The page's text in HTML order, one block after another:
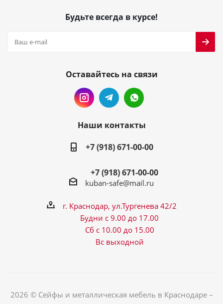
Будьте всегда в курсе!
Оставайтесь на связи
Наши контакты
+7 (918) 671-00-00
+7 (918) 671-00-00
kuban-safe@mail.ru
г. Краснодар, ул.Тургенева 42/2
Будни с 9.00 до 17.00
Сб с 10.00 до 15.00
Вс выходной
2026 © Сейфы и металлическая мебель в Краснодаре –